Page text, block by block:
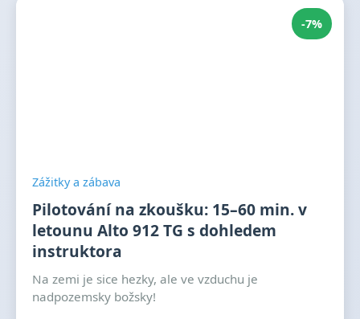
-7%
Zážitky a zábava
Pilotování na zkoušku: 15–60 min. v
letounu Alto 912 TG s dohledem
instruktora
Na zemi je sice hezky, ale ve vzduchu je
nadpozemsky božsky!